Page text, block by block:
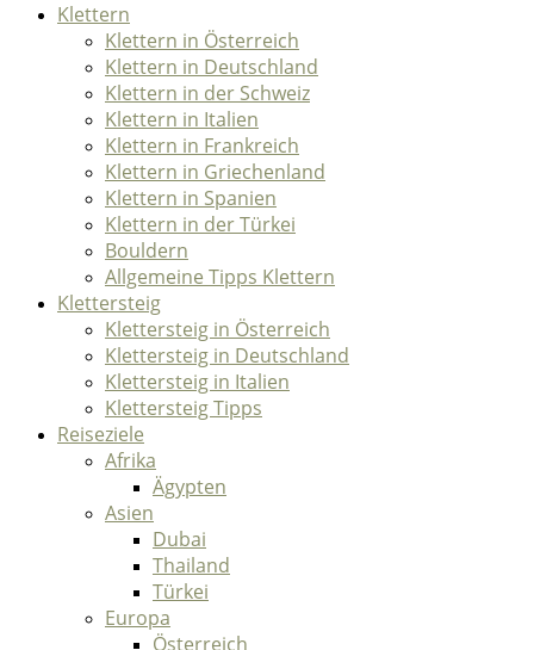
Klettern
Klettern in Österreich
Klettern in Deutschland
Klettern in der Schweiz
Klettern in Italien
Klettern in Frankreich
Klettern in Griechenland
Klettern in Spanien
Klettern in der Türkei
Bouldern
Allgemeine Tipps Klettern
Klettersteig
Klettersteig in Österreich
Klettersteig in Deutschland
Klettersteig in Italien
Klettersteig Tipps
Reiseziele
Afrika
Ägypten
Asien
Dubai
Thailand
Türkei
Europa
Österreich